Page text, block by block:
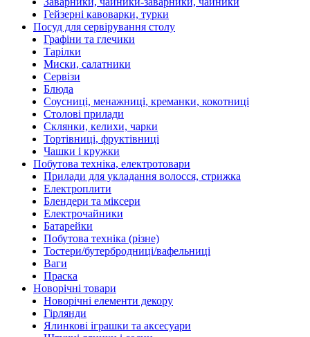
Гейзерні кавоварки, турки
Посуд для сервірування столу
Графіни та глечики
Тарілки
Миски, салатники
Сервізи
Блюда
Соусниці, менажниці, креманки, кокотниці
Столові прилади
Склянки, келихи, чарки
Тортівниці, фруктівниці
Чашки і кружки
Побутова техніка, електротовари
Прилади для укладання волосся, стрижка
Електроплити
Блендери та міксери
Електрочайники
Батарейки
Побутова техніка (різне)
Тостери/бутербродниці/вафельниці
Ваги
Праска
Новорічні товари
Новорічні елементи декору
Гірлянди
Ялинкові іграшки та аксесуари